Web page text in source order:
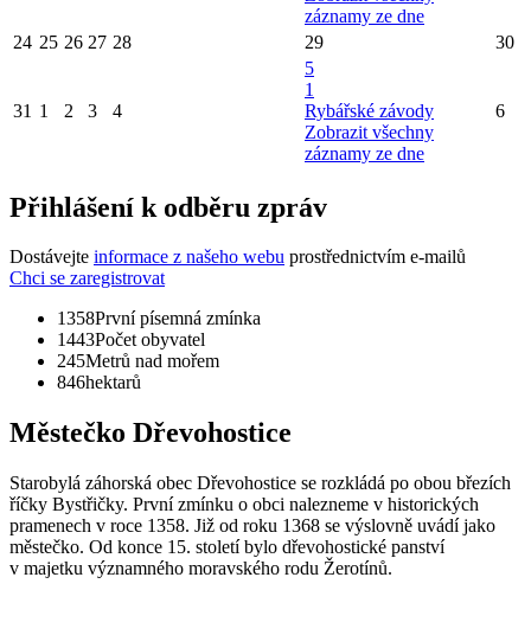
záznamy ze dne
24 25 26 27 28 29 30
31 1 2 3 4
5
1
Rybářské závody
Zobrazit všechny
záznamy ze dne
6
Přihlášení k odběru zpráv
Dostávejte informace z našeho webu prostřednictvím e-mailů
Chci se zaregistrovat
1358První písemná zmínka
1443Počet obyvatel
245Metrů nad mořem
846hektarů
Městečko Dřevohostice
Starobylá záhorská obec Dřevohostice se rozkládá po obou březích
říčky Bystřičky. První zmínku o obci nalezneme v historických
pramenech v roce 1358. Již od roku 1368 se výslovně uvádí jako
městečko. Od konce 15. století bylo dřevohostické panství
v majetku významného moravského rodu Žerotínů.